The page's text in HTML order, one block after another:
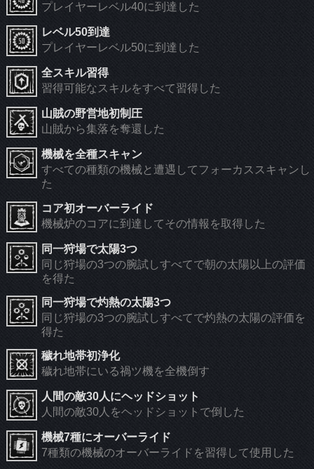
プレイヤーレベル40に到達した
レベル50到達
プレイヤーレベル50に到達した
全スキル習得
習得可能なスキルをすべて習得した
山賊の野営地初制圧
山賊から集落を奪還した
機械を全種スキャン
すべての種類の機械と遭遇してフォーカススキャンし
た
コア初オーバーライド
機械炉のコアに到達してその情報を取得した
同一狩場で太陽3つ
同じ狩場の3つの腕試しすべてで朝の太陽以上の評価
を得た
同一狩場で灼熱の太陽3つ
同じ狩場の3つの腕試しすべてで灼熱の太陽の評価を
得た
穢れ地帯初浄化
穢れ地帯にいる禍ツ機を全機倒す
人間の敵30人にヘッドショット
人間の敵30人をヘッドショットで倒した
機械7種にオーバーライド
7種類の機械のオーバーライドを習得して使用した